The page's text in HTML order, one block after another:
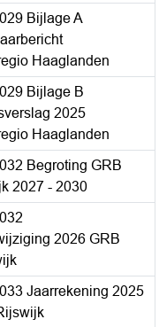
Bijlage A
Haaglanden
Bijlage B
2025
Haaglanden
Begroting GRB
2027 - 2030
2026 GRB
Jaarrekening 2025